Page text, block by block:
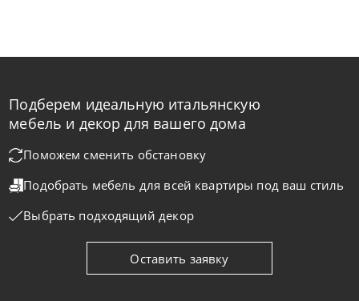
по запросу
Samoa
На заказ 45-90 дн
на выбор на выбор
Подберем идеальную итальянскую
мебель и декор для вашего дома
Поможем сменить обстановку
Подобрать мебель для всей квартиры под ваш стиль
Выбрать подходящий декор
Оставить заявку